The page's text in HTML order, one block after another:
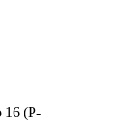
(P-